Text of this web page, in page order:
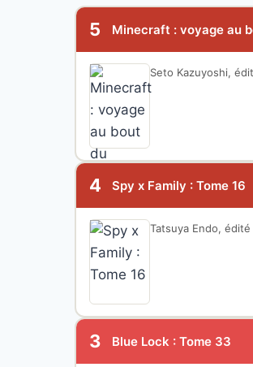
5 Minecraft : voyage au
Seto Kazuyoshi,
4 Spy x Family : Tome 16
Tatsuya Endo,
3 Blue Lock : Tome 33